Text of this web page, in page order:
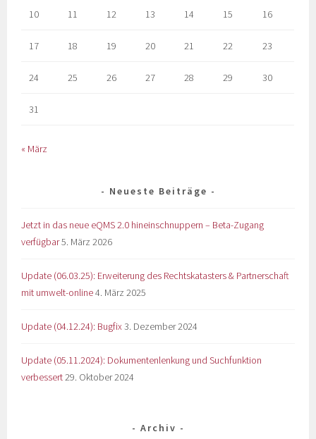
10 11 12 13 14 15 16
17 18 19 20 21 22 23
24 25 26 27 28 29 30
31
« März
Neueste Beiträge
Jetzt in das neue eQMS 2.0 hineinschnuppern – Beta-Zugang
verfügbar5. März 2026
Update (06.03.25): Erweiterung des Rechtskatasters & Partnerschaft
mit umwelt-online4. März 2025
Update (04.12.24): Bugfix3. Dezember 2024
Update (05.11.2024): Dokumentenlenkung und Suchfunktion
verbessert29. Oktober 2024
Archiv